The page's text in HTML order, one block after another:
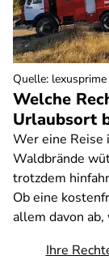
Welche
Urlaubsort
Wer eine Reise
Waldbrände
trotzdem
Ob eine
allem davon
Ihre
Quelle: